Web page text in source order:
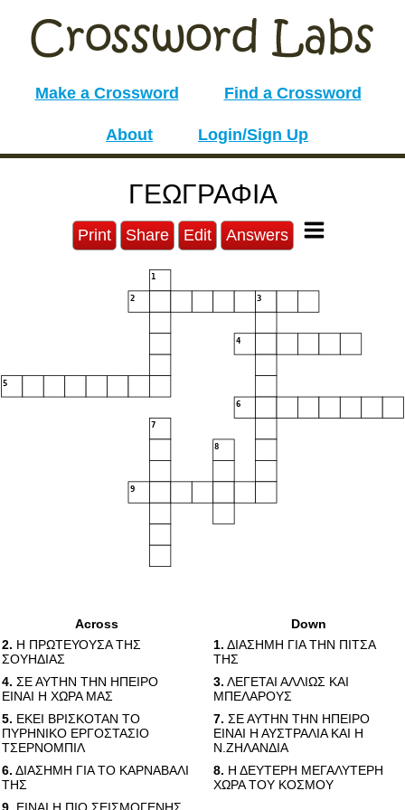
Make a Crossword Find a Crossword
About Login/Sign Up
ΓΕΩΓΡΑΦΙΑ
Print Share Edit Answers
1
2 3
4
5
6
7
8
9
Across
2. Η ΠΡΩΤΕΥΟΥΣΑ ΤΗΣ
ΣΟΥΗΔΙΑΣ
4. ΣΕ ΑΥΤΗΝ ΤΗΝ ΗΠΕΙΡΟ
ΕΙΝΑΙ Η ΧΩΡΑ ΜΑΣ
5. ΕΚΕΙ ΒΡΙΣΚΟΤΑΝ ΤΟ
ΠΥΡΗΝΙΚΟ ΕΡΓΟΣΤΑΣΙΟ
ΤΣΕΡΝΟΜΠΙΛ
6. ΔΙΑΣΗΜΗ ΓΙΑ ΤΟ ΚΑΡΝΑΒΑΛΙ
ΤΗΣ
Down
1. ΔΙΑΣΗΜΗ ΓΙΑ ΤΗΝ ΠΙΤΣΑ
ΤΗΣ
3. ΛΕΓΕΤΑΙ ΑΛΛΙΩΣ ΚΑΙ
ΜΠΕΛΑΡΟΥΣ
7. ΣΕ ΑΥΤΗΝ ΤΗΝ ΗΠΕΙΡΟ
ΕΙΝΑΙ Η ΑΥΣΤΡΑΛΙΑ ΚΑΙ Η
Ν.ΖΗΛΑΝΔΙΑ
8. Η ΔΕΥΤΕΡΗ ΜΕΓΑΛΥΤΕΡΗ
ΧΩΡΑ ΤΟΥ ΚΟΣΜΟΥ